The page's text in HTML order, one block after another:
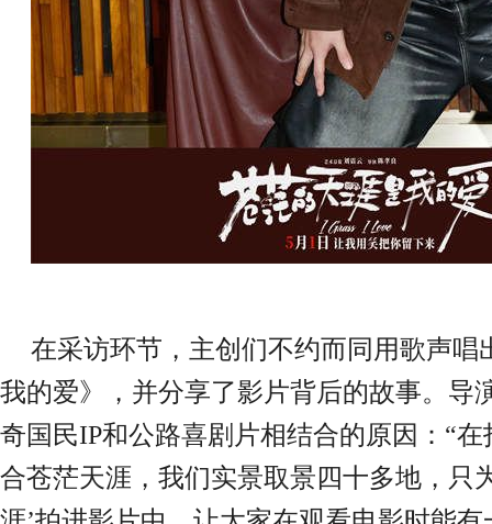
在采访环节，主创们不约而同用歌声唱
我的爱》，并分享了影片背后的故事。导
奇国民IP和公路喜剧片相结合的原因：“
合苍茫天涯，我们实景取景四十多地，只